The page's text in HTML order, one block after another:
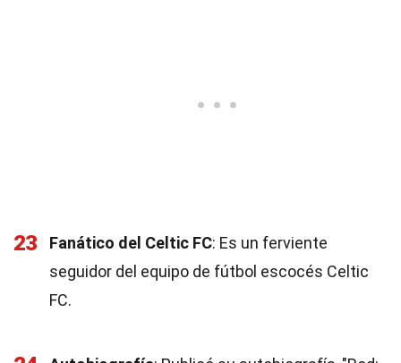
23 Fanático del Celtic FC: Es un ferviente
seguidor del equipo de fútbol escocés Celtic
FC.